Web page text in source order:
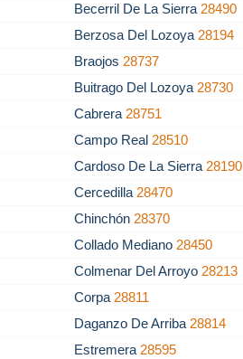
Becerril De La Sierra 28490
Berzosa Del Lozoya 28194
Braojos 28737
Buitrago Del Lozoya 28730
Cabrera 28751
Campo Real 28510
Cardoso De La Sierra 28190
Cercedilla 28470
Chinchón 28370
Collado Mediano 28450
Colmenar Del Arroyo 28213
Corpa 28811
Daganzo De Arriba 28814
Estremera 28595